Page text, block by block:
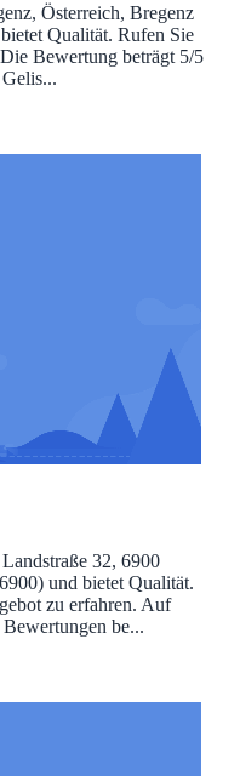
Österreich, Bregenz
Qualität. Rufen Sie
Bewertung beträgt 5/5
32, 6900
und bietet Qualität.
zu erfahren. Auf
be...